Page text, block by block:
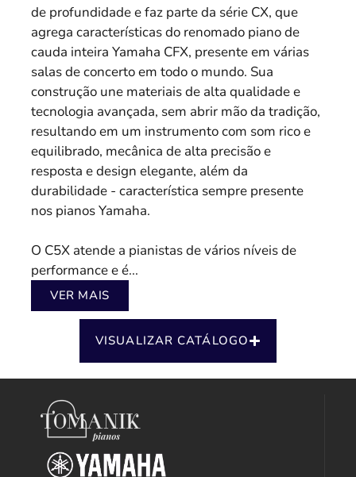
de profundidade e faz parte da série CX, que
agrega características do renomado piano de
cauda inteira Yamaha CFX, presente em várias
salas de concerto em todo o mundo. Sua
construção une materiais de alta qualidade e
tecnologia avançada, sem abrir mão da tradição,
resultando em um instrumento com som rico e
equilibrado, mecânica de alta precisão e
resposta e design elegante, além da
durabilidade - característica sempre presente
nos pianos Yamaha.
O C5X atende a pianistas de vários níveis de
performance e é...
VER MAIS
VISUALIZAR CATÁLOGO